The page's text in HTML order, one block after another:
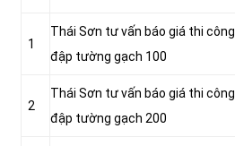
1
Thái Sơn tư vấn báo giá thi công
đập tường gạch 100
2
Thái Sơn tư vấn báo giá thi công
đập tường gạch 200